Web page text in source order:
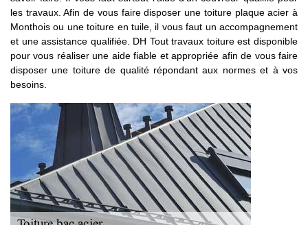
les travaux. Afin de vous faire disposer une toiture plaque acier à
Monthois ou une toiture en tuile, il vous faut un accompagnement
et une assistance qualifiée. DH Tout travaux toiture est disponible
pour vous réaliser une aide fiable et appropriée afin de vous faire
disposer une toiture de qualité répondant aux normes et à vos
besoins.